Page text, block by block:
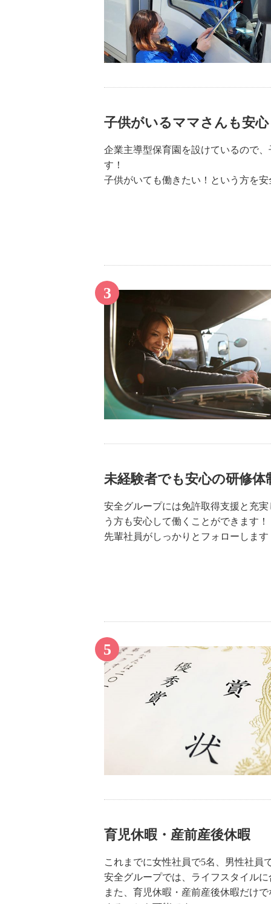
子供がいるママさんも安心
企業主導型保育園を設けているので
す！
子供がいても働きたい！という方を
未経験者でも安心の研修体
安全グループには免許取得支援と充
う方も安心して働くことができます！
先輩社員がしっかりとフォローします
育児休暇・産前産後休暇
これまでに女性社員で5名、男性社員
安全グループでは、ライフスタイル
また、育児休暇・産前産後休暇だけ